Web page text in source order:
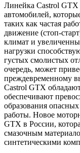
Линейка Castrol GTX
автомобилей,
таких как частая
движение (стоп-
климат и
нагрузки
густых смолистых
очередь, может
преждевременному
Castrol GTX
обеспечивают
образования
работы. Новое
GTX в России,
смазочным
синтетическими